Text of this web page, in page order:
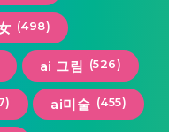
(498)
ai 그림 (526)
ai미술 (455)